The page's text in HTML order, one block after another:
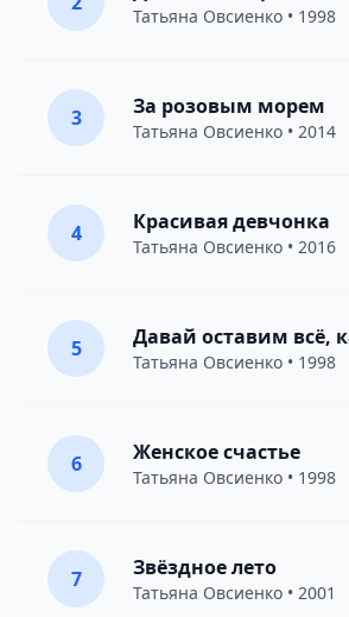
Татьяна Овсиенко • 1998
3 За розовым морем
Татьяна Овсиенко • 2014
4 Красивая девчонка
Татьяна Овсиенко • 2016
5 Давай оставим всё,
Татьяна Овсиенко • 1998
6 Женское счастье
Татьяна Овсиенко • 1998
7 Звёздное лето
Татьяна Овсиенко • 2001